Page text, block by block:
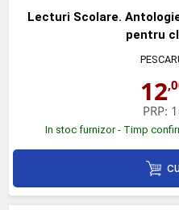
Lecturi Scolare.
pentru
12
PRP:
In stoc furnizor - Timp